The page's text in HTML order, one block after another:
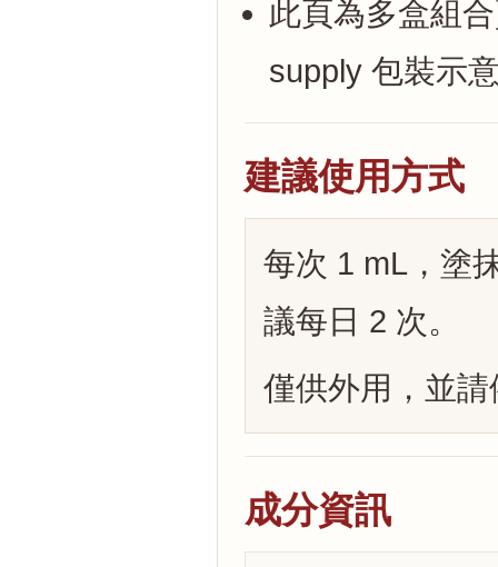
此頁為多盒組
supply 包裝示
建議使用方式
每次 1 mL，塗
議每日 2 次。
僅供外用，並
成分資訊